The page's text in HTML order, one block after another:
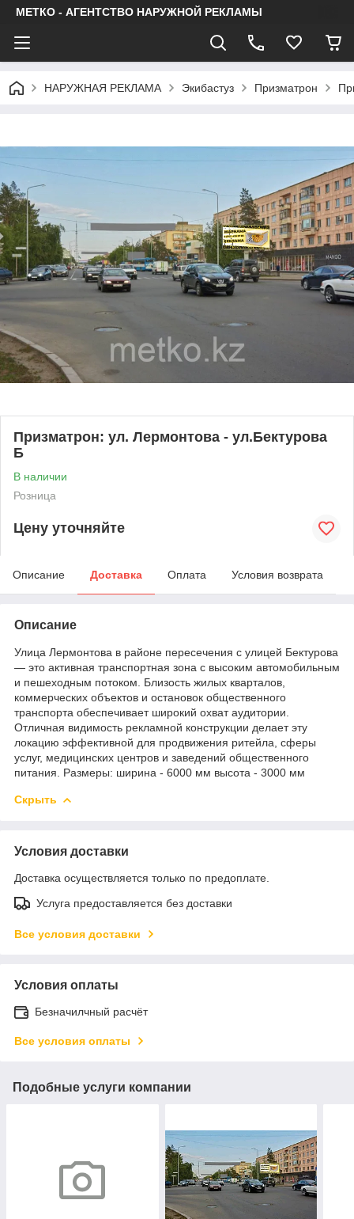
МЕТКО - АГЕНТСТВО НАРУЖНОЙ РЕКЛАМЫ
НАРУЖНАЯ РЕКЛАМА Экибастуз Призматрон
Призматрон: ул. Лермонтова - ул.Бектурова
Б
В наличии
Розница
Цену уточняйте
Описание Доставка Оплата Условия возврата
Описание
Улица Лермонтова в районе пересечения с улицей Бектурова
— это активная транспортная зона с высоким автомобильным
и пешеходным потоком. Близость жилых кварталов,
коммерческих объектов и остановок общественного
транспорта обеспечивает широкий охват аудитории.
Отличная видимость рекламной конструкции делает эту
локацию эффективной для продвижения ритейла, сферы
услуг, медицинских центров и заведений общественного
питания. Размеры: ширина - 6000 мм высота - 3000 мм
Скрыть
Условия доставки
Доставка осуществляется только по предоплате.
Услуга предоставляется без доставки
Все условия доставки
Условия оплаты
Безначилчный расчёт
Все условия оплаты
Подобные услуги компании